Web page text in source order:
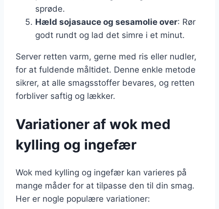
sprøde.
Hæld sojasauce og sesamolie over: Rør
godt rundt og lad det simre i et minut.
Server retten varm, gerne med ris eller nudler,
for at fuldende måltidet. Denne enkle metode
sikrer, at alle smagsstoffer bevares, og retten
forbliver saftig og lækker.
Variationer af wok med
kylling og ingefær
Wok med kylling og ingefær kan varieres på
mange måder for at tilpasse den til din smag.
Her er nogle populære variationer: